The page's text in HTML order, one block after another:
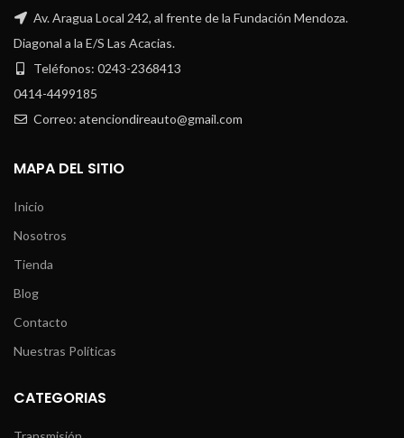
Av. Aragua Local 242, al frente de la Fundación Mendoza.
Diagonal a la E/S Las Acacias.
Teléfonos: 0243-2368413
0414-4499185
Correo: atenciondireauto@gmail.com
MAPA DEL SITIO
Inicio
Nosotros
Tienda
Blog
Contacto
Nuestras Políticas
CATEGORIAS